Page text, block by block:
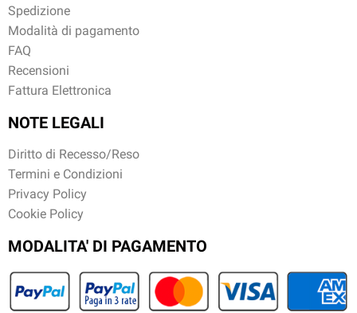
Spedizione
Modalità di pagamento
FAQ
Recensioni
Fattura Elettronica
NOTE LEGALI
Diritto di Recesso/Reso
Termini e Condizioni
Privacy Policy
Cookie Policy
MODALITA' DI PAGAMENTO